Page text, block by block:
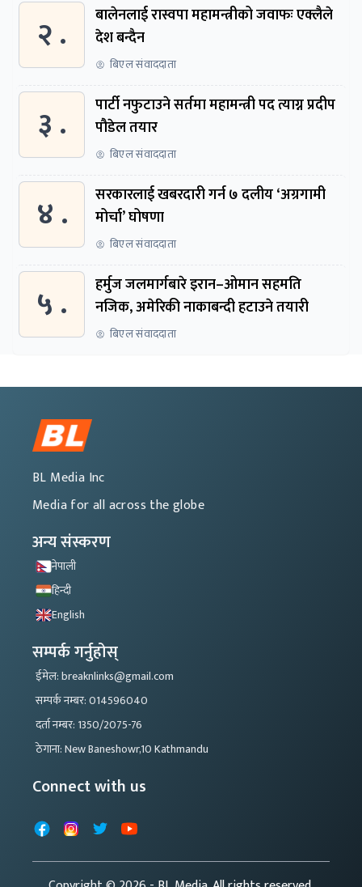
२ .
बालेनलाई रास्वपा महामन्त्रीको जवाफः एक्लैले
देश बन्दैन
बिएल संवाददाता
३ .
पार्टी नफुटाउने सर्तमा महामन्त्री पद त्याग्न प्रदीप
पौडेल तयार
बिएल संवाददाता
४ .
सरकारलाई खबरदारी गर्न ७ दलीय ‘अग्रगामी
मोर्चा’ घोषणा
बिएल संवाददाता
५ .
हर्मुज जलमार्गबारे इरान–ओमान सहमति
नजिक, अमेरिकी नाकाबन्दी हटाउने तयारी
बिएल संवाददाता
BL Media Inc
Media for all across the globe
अन्य संस्करण
नेपाली
हिन्दी
English
सम्पर्क गर्नुहोस्
ईमेल: breaknlinks@gmail.com
सम्पर्क नम्बर: 014596040
दर्ता नम्बर: 1350/2075-76
ठेगाना: New Baneshowr,10 Kathmandu
Connect with us
FacebookInstagram
X YouTube